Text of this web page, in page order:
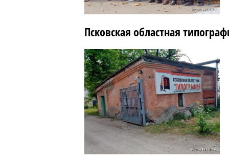
Псковская областная